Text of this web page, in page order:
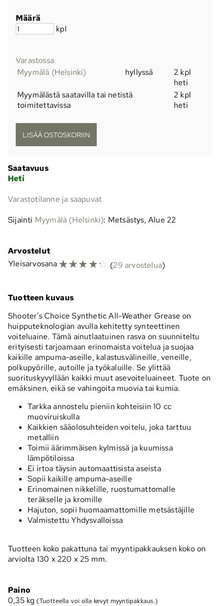
Määrä
kpl
Varastossa
Myymälä (Helsinki)
hyllyssä
2 kpl
heti
Myymälästä saatavilla tai netistä
toimitettavissa
2 kpl
heti
Saatavuus
Heti
Varastotilanne ja saapuvat
Sijainti Myymälä (Helsinki): Metsästys, Alue 22
Arvostelut
Yleisarvosana ☆☆☆☆☆ (29 arvostelua)
Tuotteen kuvaus
Shooter’s Choice Synthetic All-Weather Grease on
huipputeknologian avulla kehitetty synteettinen
voiteluaine. Tämä ainutlaatuinen rasva on suunniteltu
erityisesti tarjoamaan erinomaista voitelua ja suojaa
kaikille ampuma-aseille, kalastusvälineille, veneille,
polkupyörille, autoille ja työkaluille. Se ylittää
suorituskyvyllään kaikki muut asevoiteluaineet. Tuote on
emäksinen, eikä se vahingoita muovia tai kumia.
Tarkka annostelu pieniin kohteisiin 10 cc
muoviruiskulla
Kaikkien sääolosuhteiden voitelu, joka tarttuu
metalliin
Toimii äärimmäisen kylmissä ja kuumissa
lämpötiloissa
Ei irtoa täysin automaattisista aseista
Sopii kaikille ampuma-aseille
Erinomainen nikkelille, ruostumattomalle
teräkselle ja kromille
Hajuton, sopii huomaamattomille metsästäjille
Valmistettu Yhdysvalloissa
Tuotteen koko pakattuna tai myyntipakkauksen koko on
arviolta 130 x 220 x 25 mm.
Paino
0,35 kg (Tuotteella voi olla kevyt myyntipakkaus.)